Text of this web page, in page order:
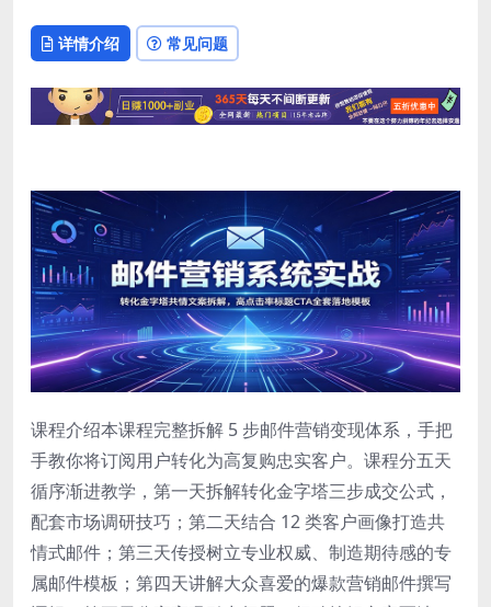
详情介绍 常见问题
课程介绍本课程完整拆解 5 步邮件营销变现体系，手把
手教你将订阅用户转化为高复购忠实客户。课程分五天
循序渐进教学，第一天拆解转化金字塔三步成交公式，
配套市场调研技巧；第二天结合 12 类客户画像打造共
情式邮件；第三天传授树立专业权威、制造期待感的专
属邮件模板；第四天讲解大众喜爱的爆款营销邮件撰写